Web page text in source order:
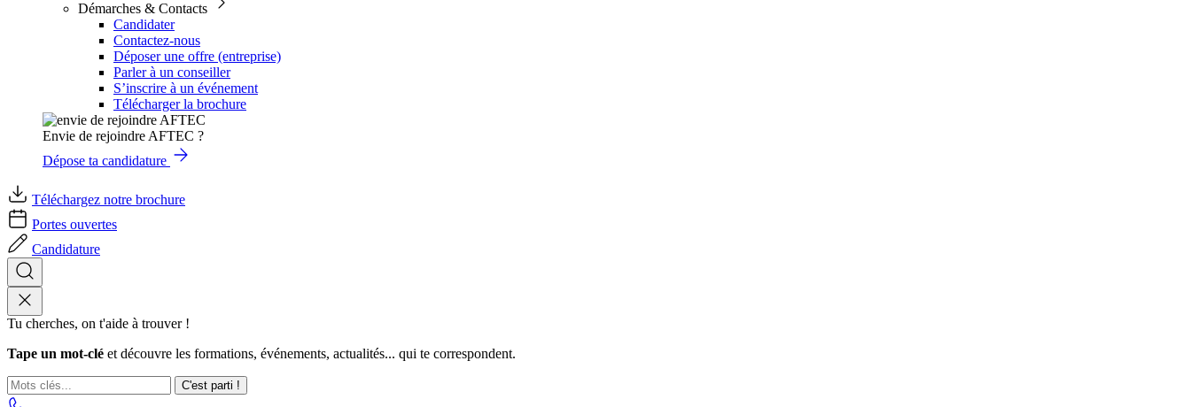
Démarches & Contacts
Candidater
Contactez-nous
Déposer une offre (entreprise)
Parler à un conseiller
S’inscrire à un événement
Télécharger la brochure
Envie de rejoindre AFTEC ?
Dépose ta candidature
Téléchargez notre brochure
Portes ouvertes
Candidature
Tu cherches, on t'aide à trouver !
Tape un mot-clé et découvre les formations, événements, actualités... qui te correspondent.
C'est parti !